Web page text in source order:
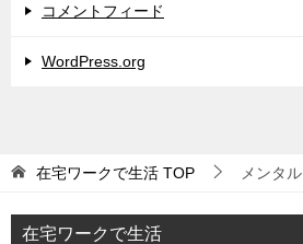
コメントフィード
WordPress.org
在宅ワークで生活 TOP メンタル
在宅ワークで生活